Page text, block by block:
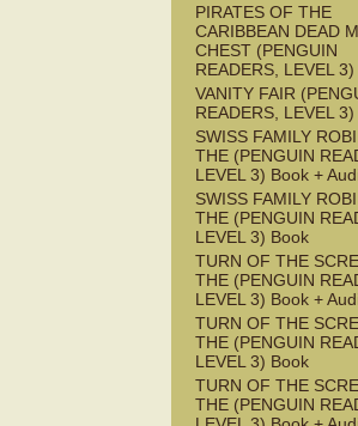
PIRATES OF THE
CARIBBEAN DEAD
CHEST (PENGUIN
READERS, LEVEL
VANITY FAIR
READERS, LEVEL
SWISS FAMILY
THE (PENGUIN
LEVEL 3) Book +
SWISS FAMILY
THE (PENGUIN
LEVEL 3) Book
TURN OF THE
THE (PENGUIN
LEVEL 3) Book +
TURN OF THE
THE (PENGUIN
LEVEL 3) Book
TURN OF THE
THE (PENGUIN